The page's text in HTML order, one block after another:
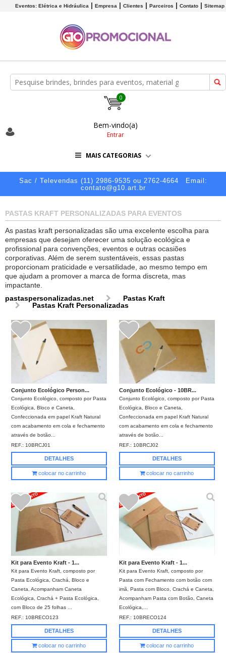
Eventos: Elétrica e Hidráulica Empresa Clientes Parceiros Contato Sitemap
0
Bem-vindo(a)
Entrar
MAIS CATEGORIAS
Sac / Televendas (11) 2986-9535 ou 2762-4664
Email:
contato@g10.art.br
PASTAS KRAFT PERSONALIZADAS PARA EVENTOS
As pastas kraft personalizadas são uma excelente escolha para
empresas que desejam oferecer uma solução ecológica e
profissional para convenções, eventos e outras ocasiões
corporativas. Além de serem sustentáveis, essas pastas
proporcionam praticidade e versatilidade, ao mesmo tempo em
que ajudam a promover a marca de forma discreta, mas
impactante.
pastaspersonalizadas.net
Pastas Kraft
Pastas Kraft Personalizadas
Conjunto Ecológico Person...
Conjunto Ecológico, composto por Pasta
Ecológica, Bloco e Caneta,
Confeccionada em papel Kraft Natural
com acabamento em cola e fechamento
através de botão...
REF.: 10BRCJ01
DETALHES
colocar no carrinho
Conjunto Ecológico - 10BR...
Conjunto Ecológico, composto por Pasta
Ecológica, Bloco e Caneta,
Confeccionada em papel Kraft Natural
com acabamento em cola e fechamento
através de botão...
REF.: 10BRCJ02
DETALHES
colocar no carrinho
Kit para Evento Kraft - 1...
Kit para Evento Kraft, composto por
Pasta Ecológica, Crachá, Bloco e
Caneta, Acompanham Caneta
Ecológica, Crachá + Pasta Ecológica,
com Bloco de 25 folhas ...
REF.: 10BRECO123
DETALHES
colocar no carrinho
Kit para Evento Kraft - 1...
Kit para Evento Kraft, composto por
Pasta com Fechamento com botão com
imã, Pasta com Bloco, Crachá e Caneta,
Acompanham Pasta com Botão, Caneta
Ecológica,...
REF.: 10BRECO124
DETALHES
colocar no carrinho